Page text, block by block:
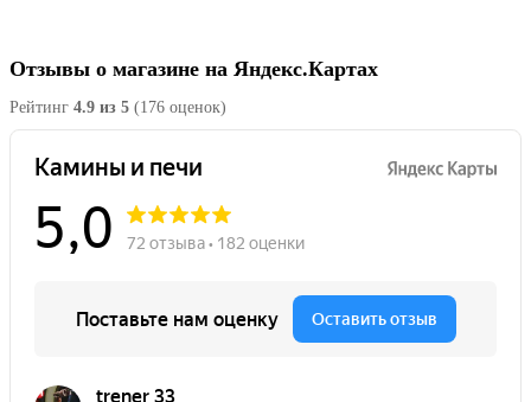
Отзывы о магазине на Яндекс.Картах
Рейтинг 4.9 из 5 (176 оценок)